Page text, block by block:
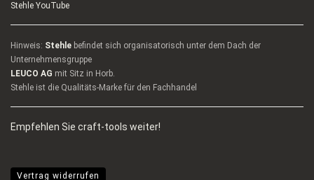
Stehle YouTube
Hinweis: Stehle befindet sich organisatorisch unter dem Dach der
Unternehmensgruppe
LEUCO AG mit Sitz in Horb.
Stehle ist die Qualitäts-Marke für den Fachhandel
Empfehlen Sie craft-tools weiter!
Vertrag widerrufen